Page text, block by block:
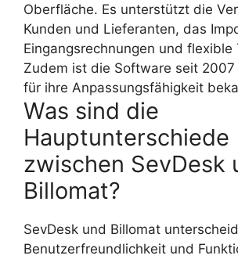
Oberfläche. Es unterstützt die
Kunden und Lieferanten, das
Eingangsrechnungen und flexible
Zudem ist die Software seit
für ihre Anpassungsfähigkeit
Was sind die
Hauptunterschiede
zwischen SevDesk
Billomat?
SevDesk und Billomat
Benutzerfreundlichkeit und